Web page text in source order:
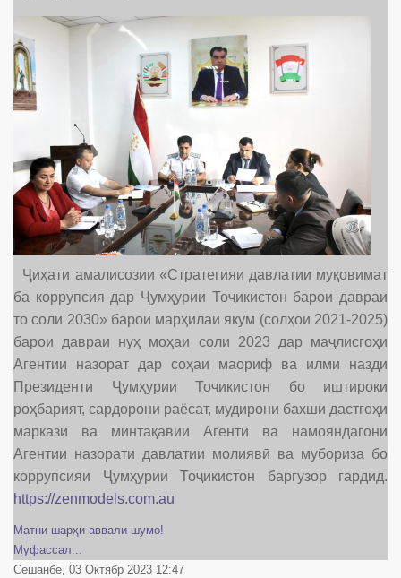
Ҷиҳати амалисозии «Стратегияи давлатии муқовимат
ба коррупсия дар Ҷумҳурии Тоҷикистон барои давраи
то соли 2030» барои марҳилаи якум (солҳои 2021-2025)
барои давраи нуҳ моҳаи соли 2023 дар маҷлисгоҳи
Агентии назорат дар соҳаи маориф ва илми назди
Президенти Ҷумҳурии Тоҷикистон бо иштироки
роҳбарият, сардорони раёсат, мудирони бахши дастгоҳи
марказӣ ва минтақавии Агентӣ ва намояндагони
Агентии назорати давлатии молиявӣ ва мубориза бо
коррупсияи Ҷумҳурии Тоҷикистон баргузор гардид.
https://zenmodels.com.au
Матни шарҳи аввали шумо!
Муфассал...
Сешанбе, 03 Октябр 2023 12:47